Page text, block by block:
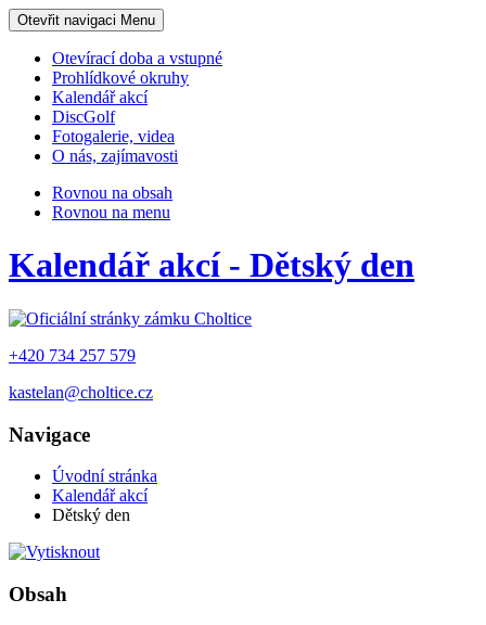
Otevřit navigaci Menu
Otevírací doba a vstupné
Prohlídkové okruhy
Kalendář akcí
DiscGolf
Fotogalerie, videa
O nás, zajímavosti
Rovnou na obsah
Rovnou na menu
Kalendář akcí - Dětský den
+420 734 257 579
kastelan@choltice.cz
Navigace
Úvodní stránka
Kalendář akcí
Dětský den
Obsah